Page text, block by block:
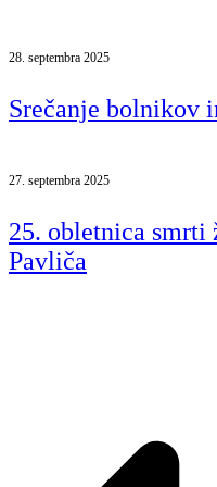
28. septembra 2025
Srečanje bolnikov
27. septembra 2025
25. obletnica smrti
Pavliča